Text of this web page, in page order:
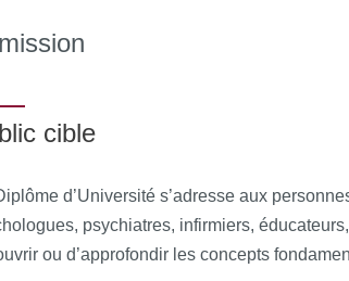
Isée : Psychologue clinicienne ;
Cernat : Docteure en
Fanny : Psychologue clinicienne ;
Cité
cible
d’Université s’adresse aux
psychiatres, infirmiers,
ou d’approfondir les concepts